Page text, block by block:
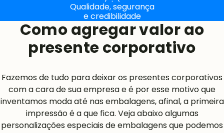
Qualidade, segurança
e credibilidade
Como agregar valor ao
presente corporativo
Fazemos de tudo para deixar os presentes corporativos
com a cara de sua empresa e é por esse motivo que
inventamos moda até nas embalagens, afinal, a primeira
impressão é a que fica. Veja abaixo algumas
personalizações especiais de embalagens que podemos